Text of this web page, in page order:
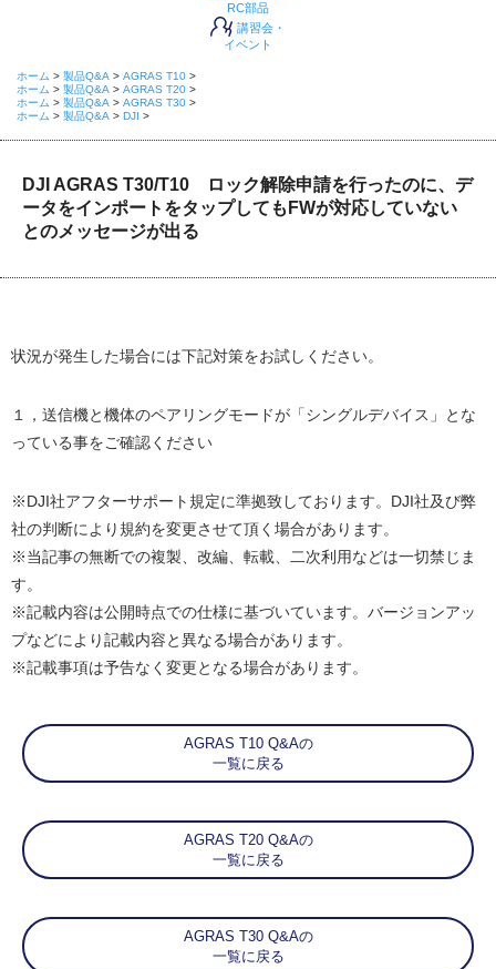
RC部品
講習会・
イベント
ホーム > 製品Q&A > AGRAS T10 >
ホーム > 製品Q&A > AGRAS T20 >
ホーム > 製品Q&A > AGRAS T30 >
ホーム > 製品Q&A > DJI >
DJI AGRAS T30/T10 ロック解除申請を行ったのに、デ
ータをインポートをタップしてもFWが対応していない
とのメッセージが出る
状況が発生した場合には下記対策をお試しください。
１，送信機と機体のペアリングモードが「シングルデバイス」とな
っている事をご確認ください
※DJI社アフターサポート規定に準拠致しております。DJI社及び弊
社の判断により規約を変更させて頂く場合があります。
※当記事の無断での複製、改編、転載、二次利用などは一切禁じま
す。
※記載内容は公開時点での仕様に基づいています。バージョンアッ
プなどにより記載内容と異なる場合があります。
※記載事項は予告なく変更となる場合があります。
AGRAS T10 Q&Aの
一覧に戻る
AGRAS T20 Q&Aの
一覧に戻る
AGRAS T30 Q&Aの
一覧に戻る